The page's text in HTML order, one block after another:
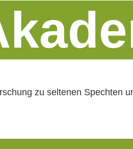
zu seltenen Spechten